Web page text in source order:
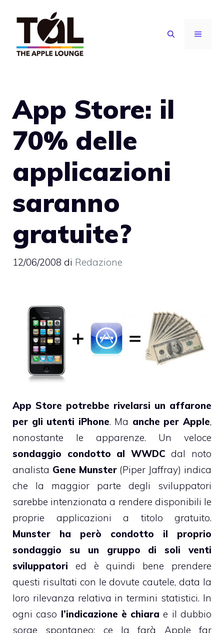
contenuto
MENU
App Store: il
70% delle
applicazioni
saranno
gratuite?
12/06/2008 di Redazione
App Store potrebbe rivelarsi un affarone
per gli utenti iPhone. Ma anche per Apple,
nonostante le apparenze. Un veloce
sondaggio condotto al WWDCdal noto
analista Gene Munster(Piper Jaffray) indica
che la maggior parte degli sviluppatori
sarebbe intenzionata a rendere disponibili le
proprie applicazioni a titolo gratuito.
Munster ha però condotto il proprio
sondaggio su un gruppo di soli venti
sviluppatori ed è quindi bene prendere
questi risultati con le dovute cautele, data la
loro rilevanza relativa in termini statistici. In
ogni caso l’indicazione è chiara e il dubbio
sorge spontaneo: ce la farà Apple far